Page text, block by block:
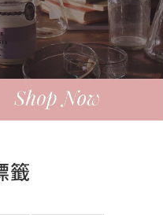
籤